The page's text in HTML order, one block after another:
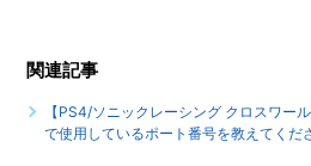
【PS4/ソニックレーシング クロス
もっと見る
関連記事
【PS4/ソニックレーシング クロスワー
で使用しているポート番号を教えてくだ